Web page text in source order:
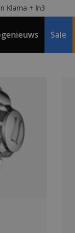
Klarna + ln3
Sale